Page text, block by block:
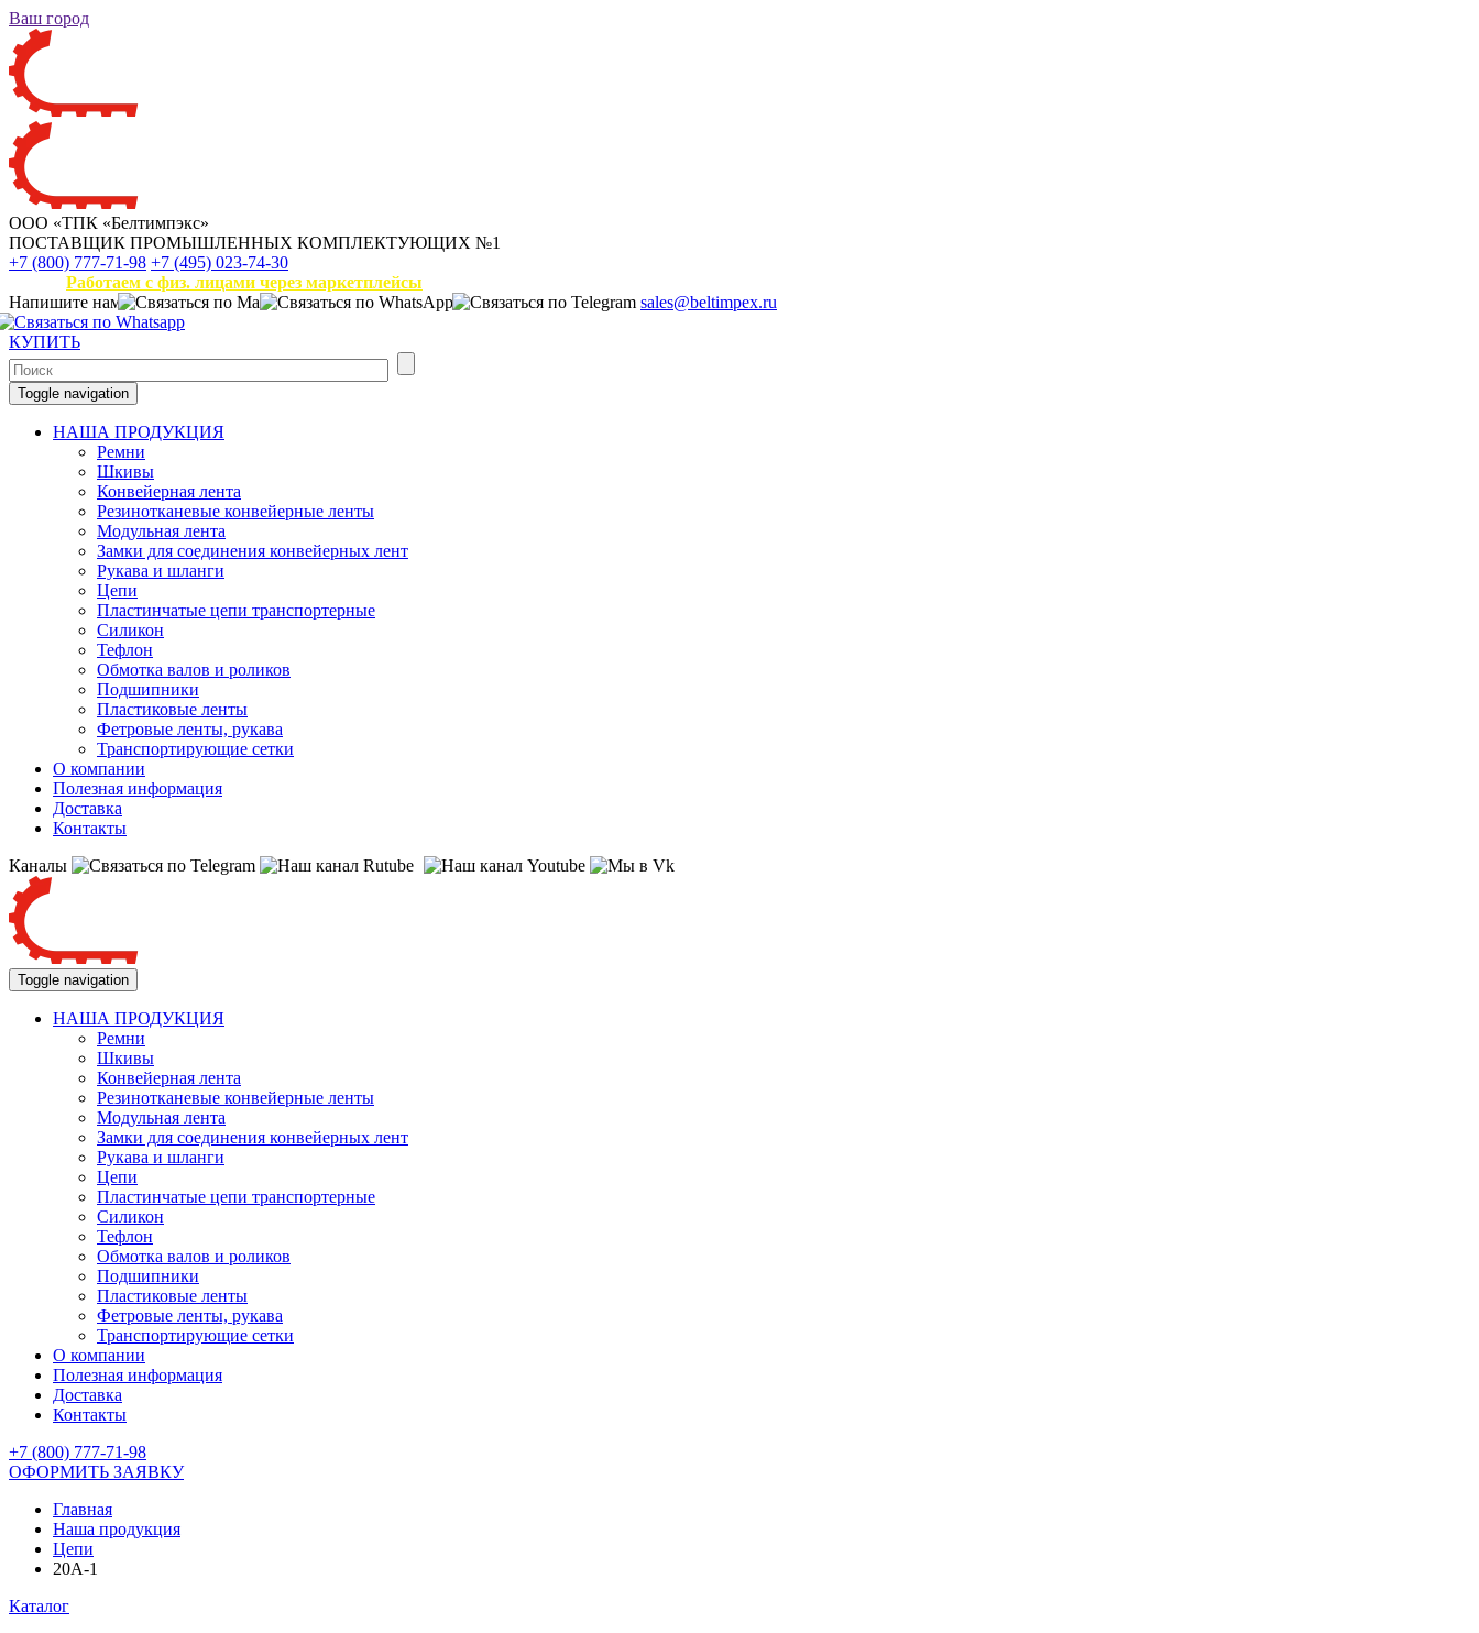
Ваш город
ООО «ТПК «Белтимпэкс»
ПОСТАВЩИК ПРОМЫШЛЕННЫХ КОМПЛЕКТУЮЩИХ №1
+7 (800) 777-71-98 +7 (495) 023-74-30
Работаем с физ. лицами через маркетплейсы
Напишите нам
sales@beltimpex.ru
КУПИТЬ
Toggle navigation
НАША ПРОДУКЦИЯ
Ремни
Шкивы
Конвейерная лента
Резинотканевые конвейерные ленты
Модульная лента
Замки для соединения конвейерных лент
Рукава и шланги
Цепи
Пластинчатые цепи транспортерные
Силикон
Тефлон
Обмотка валов и роликов
Подшипники
Пластиковые ленты
Фетровые ленты, рукава
Транспортирующие сетки
О компании
Полезная информация
Доставка
Контакты
Каналы
Toggle navigation
НАША ПРОДУКЦИЯ
Ремни
Шкивы
Конвейерная лента
Резинотканевые конвейерные ленты
Модульная лента
Замки для соединения конвейерных лент
Рукава и шланги
Цепи
Пластинчатые цепи транспортерные
Силикон
Тефлон
Обмотка валов и роликов
Подшипники
Пластиковые ленты
Фетровые ленты, рукава
Транспортирующие сетки
О компании
Полезная информация
Доставка
Контакты
+7 (800) 777-71-98
ОФОРМИТЬ ЗАЯВКУ
Главная
Наша продукция
Цепи
20A-1
Каталог